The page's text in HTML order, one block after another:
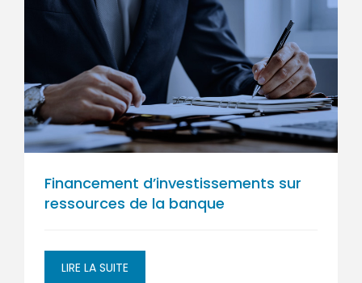
Financement d’investissements sur
ressources de la banque
LIRE LA SUITE